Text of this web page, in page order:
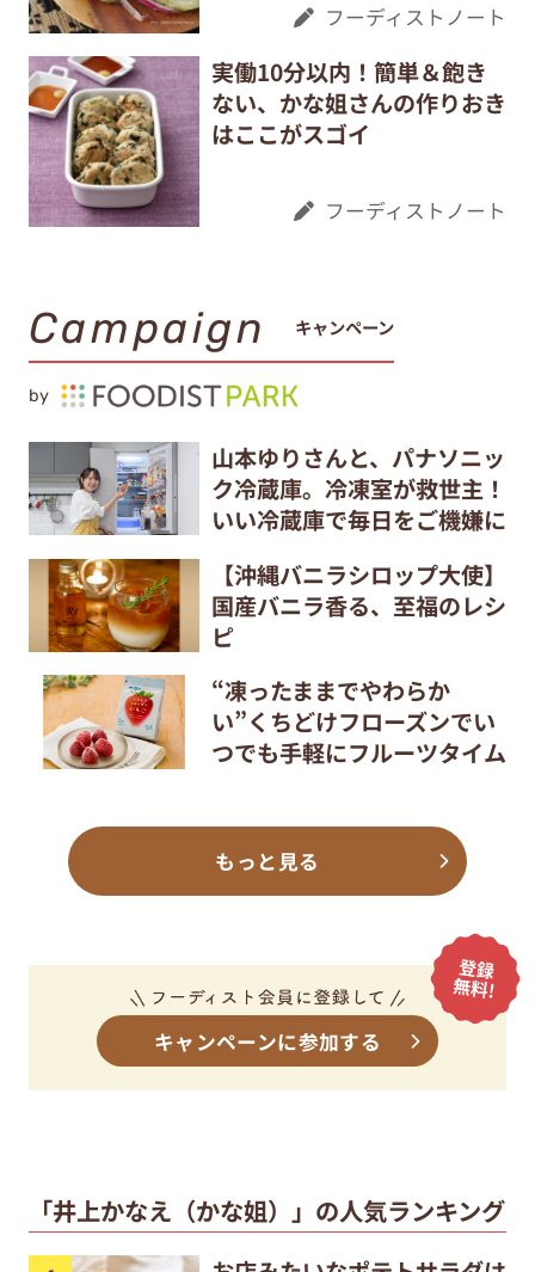
フーディストノート
実働10分以内！簡単＆飽き
ない、かな姐さんの作りおき
はここがスゴイ
フーディストノート
Campaign キャンペーン
by
山本ゆりさんと、パナソニッ
ク冷蔵庫。冷凍室が救世主！
いい冷蔵庫で毎日をご機嫌に
【沖縄バニラシロップ大使】
国産バニラ香る、至福のレシ
ピ
“凍ったままでやわらか
い”くちどけフローズンでい
つでも手軽にフルーツタイム
もっと見る
キャンペーンに参加する
「井上かなえ（かな姐）」の人気ランキング